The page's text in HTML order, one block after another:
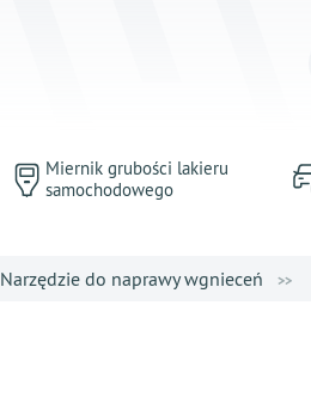
Miernik grubości lakieru
samochodowego
Narzędzie do naprawy wgnieceń